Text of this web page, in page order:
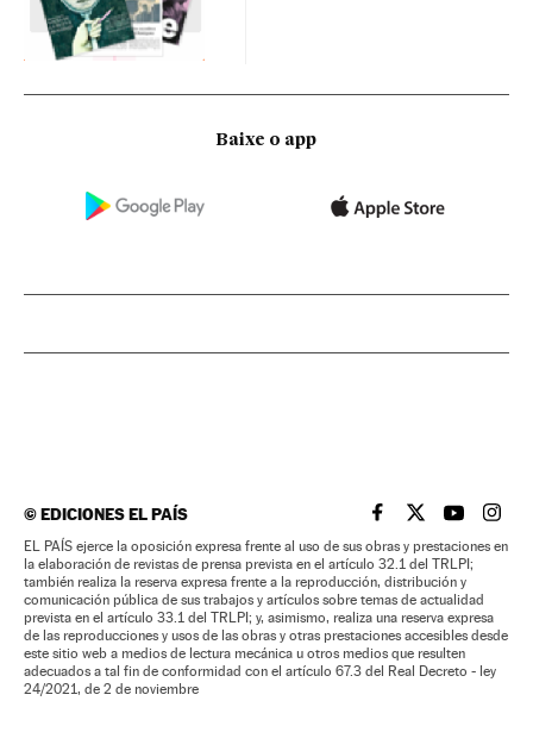
Baixe o app
©EDICIONES EL PAÍS EL PAÍS BRASIL EN
EL PAÍSEL PAÍS
EL
EL PAÍS ejerce la oposición expresa frente al uso de sus obras y prestaciones en
la elaboración de revistas de prensa prevista en el artículo 32.1 del TRLPI;
también realiza la reserva expresa frente a la reproducción, distribución y
comunicación pública de sus trabajos y artículos sobre temas de actualidad
prevista en el artículo 33.1 del TRLPI; y, asimismo, realiza una reserva expresa
de las reproducciones y usos de las obras y otras prestaciones accesibles desde
este sitio web a medios de lectura mecánica u otros medios que resulten
adecuados a tal fin de conformidad con el artículo 67.3 del Real Decreto - ley
24/2021, de 2 de noviembre